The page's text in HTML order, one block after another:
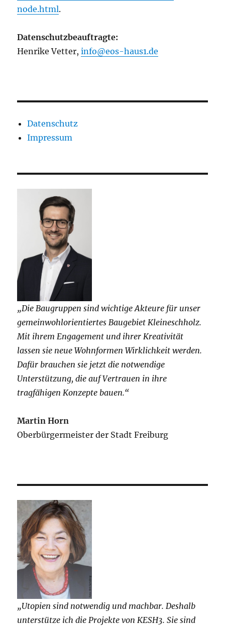
node.html.
Datenschutzbeauftragte:
Henrike Vetter,info@eos-haus1.de
Datenschutz
Impressum
„Die Baugruppen sind wichtige Akteure für unser
gemeinwohlorientiertes Baugebiet Kleineschholz.
Mit ihrem Engagement und ihrer Kreativität
lassen sie neue Wohnformen Wirklichkeit werden.
Dafür brauchen sie jetzt die notwendige
Unterstützung, die auf Vertrauen in ihre
tragfähigen Konzepte bauen.“
Martin Horn
Oberbürgermeister der Stadt Freiburg
„Utopien sind notwendig und machbar. Deshalb
unterstütze ich die Projekte von KESH3. Sie sind